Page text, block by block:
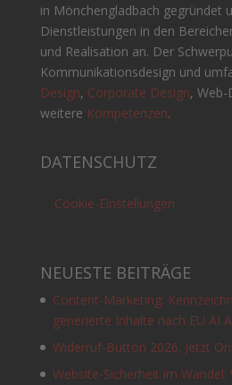
in Mönchengladbach gegründet
Dienstleistungen in den
und Realisation an. Der
Kommunikationsdesign und
Design, Corporate Design, Web-
weitere Kompetenzen.
DATENSCHUTZ
Cookie-Einstellungen
NEUESTE BEITRÄGE
Content-Marketing:
generierte Inhalte nach EU AI
Widerruf-Button 2026: Jetzt
Website-Sicherheit im Wandel: